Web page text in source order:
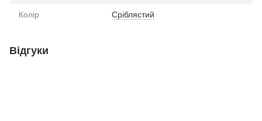
Колір Сріблястий
Відгуки